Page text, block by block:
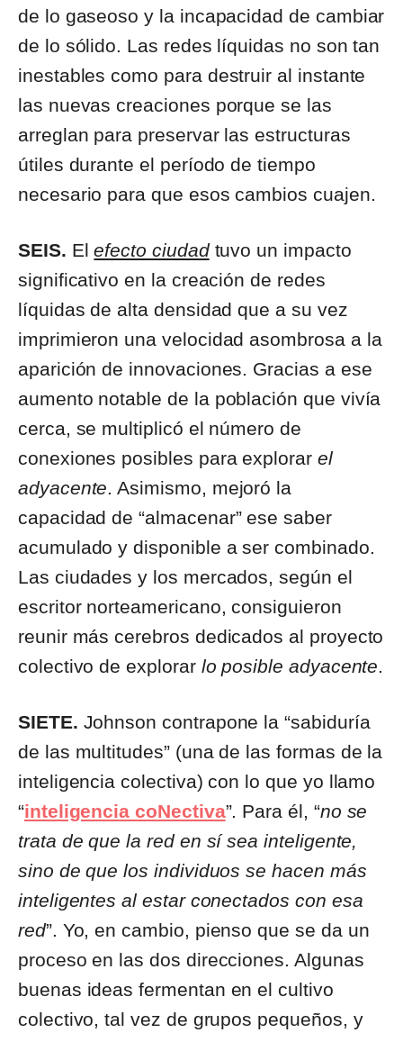
de lo gaseoso y la incapacidad de cambiar
de lo sólido. Las redes líquidas no son tan
inestables como para destruir al instante
las nuevas creaciones porque se las
arreglan para preservar las estructuras
útiles durante el período de tiempo
necesario para que esos cambios cuajen.
SEIS. Elefecto ciudadtuvo un impacto
significativo en la creación de redes
líquidas de alta densidad que a su vez
imprimieron una velocidad asombrosa a la
aparición de innovaciones. Gracias a ese
aumento notable de la población que vivía
cerca, se multiplicó el número de
conexiones posibles para explorar el
adyacente. Asimismo, mejoró la
capacidad de “almacenar” ese saber
acumulado y disponible a ser combinado.
Las ciudades y los mercados, según el
escritor norteamericano, consiguieron
reunir más cerebros dedicados al proyecto
colectivo de explorar lo posible adyacente.
SIETE. Johnson contrapone la “sabiduría
de las multitudes” (una de las formas de la
inteligencia colectiva) con lo que yo llamo
“inteligencia coNectiva”. Para él, “no se
trata de que la red en sí sea inteligente,
sino de que los individuos se hacen más
inteligentes al estar conectados con esa
red”. Yo, en cambio, pienso que se da un
proceso en las dos direcciones. Algunas
buenas ideas fermentan en el cultivo
colectivo, tal vez de grupos pequeños, y